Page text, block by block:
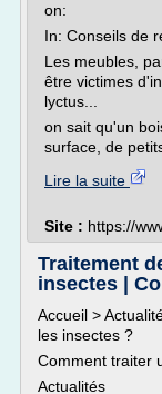
on:
In: Conseils de
Les meubles,
être victimes
lyctus...
on sait qu'un
surface, de
Lire la suite
Site : https://
Traitement
insectes |
Accueil >
les insectes ?
Comment traiter
Actualités